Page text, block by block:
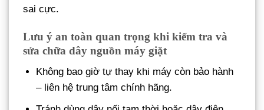
sai cực.
Lưu ý an toàn quan trọng khi kiểm tra và
sửa chữa dây nguồn máy giặt
Không bao giờ tự thay khi máy còn bảo hành
– liên hệ trung tâm chính hãng.